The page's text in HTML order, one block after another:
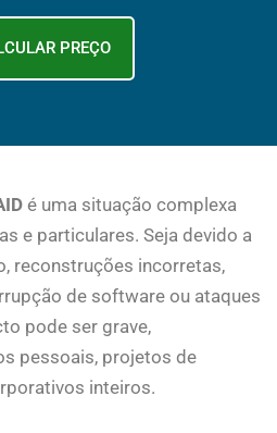
PREÇO
é uma situação complexa
e particulares. Seja devido a
reconstruções incorretas,
de software ou ataques
pode ser grave,
pessoais, projetos de
inteiros.